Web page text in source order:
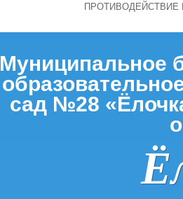
ПРОТИВОДЕЙСТВИЕ
Муниципальное
сад №28